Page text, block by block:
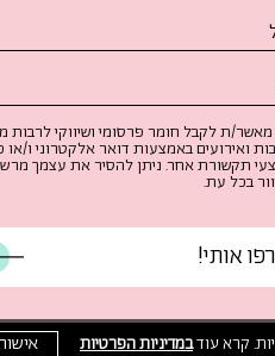
קרא עודבמדיניות הפרטיות אישור
מאשר/ת לקבל חומר פרסומי ושיווקי לרבות
ואירועים באמצעות דואר אלקטרוני ו/או
תקשורת אחר. ניתן להסיר את עצמך
בכל עת.